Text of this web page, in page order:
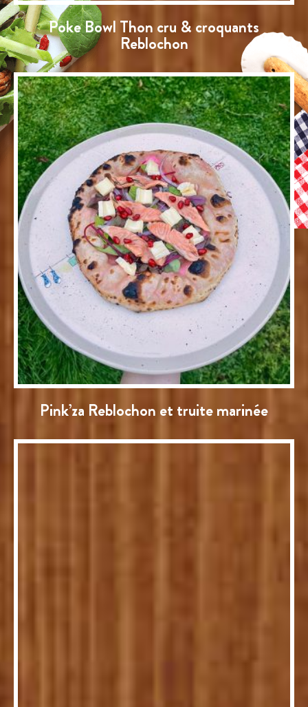
Poke Bowl Thon cru & croquants
Reblochon
Pink’za Reblochon et truite marinée